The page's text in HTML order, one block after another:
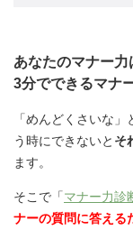
あなたのマナー力
3分でできるマナ
「めんどくさいな
う時にできないと そ
ます。
そこで「マナー力診
ナーの質問に答える